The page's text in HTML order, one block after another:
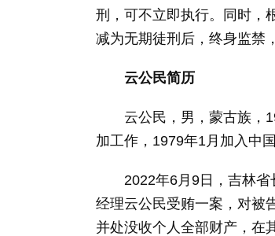
刑，可不立即执行。同时，
减为无期徒刑后，终身监禁
云公民简历
云公民，男，蒙古族，
加工作，1979年1月加入中
2022年6月9日，吉林省
经理云公民受贿一案，对被
并处没收个人全部财产，在